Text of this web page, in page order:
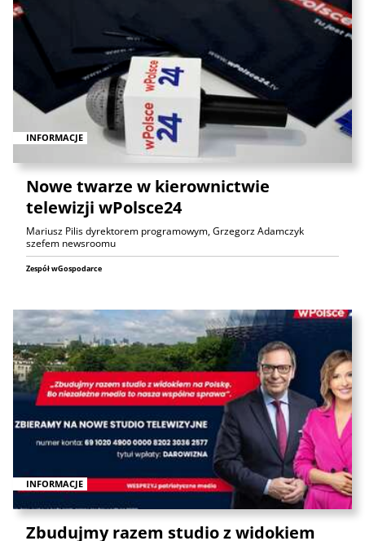
INFORMACJE
Nowe twarze w kierownictwie
telewizji wPolsce24
Mariusz Pilis dyrektorem programowym, Grzegorz Adamczyk
szefem newsroomu
Zespół wGospodarce
INFORMACJE
Zbudujmy razem studio z widokiem